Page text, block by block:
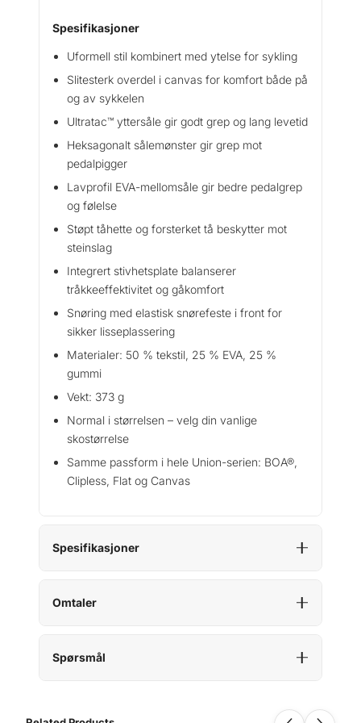
Spesifikasjoner
Uformell stil kombinert med ytelse for sykling
Slitesterk overdel i canvas for komfort både på
og av sykkelen
Ultratac™ yttersåle gir godt grep og lang levetid
Heksagonalt sålemønster gir grep mot
pedalpigger
Lavprofil EVA-mellomsåle gir bedre pedalgrep
og følelse
Støpt tåhette og forsterket tå beskytter mot
steinslag
Integrert stivhetsplate balanserer
tråkkeeffektivitet og gåkomfort
Snøring med elastisk snørefeste i front for
sikker lisseplassering
Materialer: 50 % tekstil, 25 % EVA, 25 %
gummi
Vekt: 373 g
Normal i størrelsen – velg din vanlige
skostørrelse
Samme passform i hele Union-serien: BOA®,
Clipless, Flat og Canvas
Spesifikasjoner
Omtaler
Spørsmål